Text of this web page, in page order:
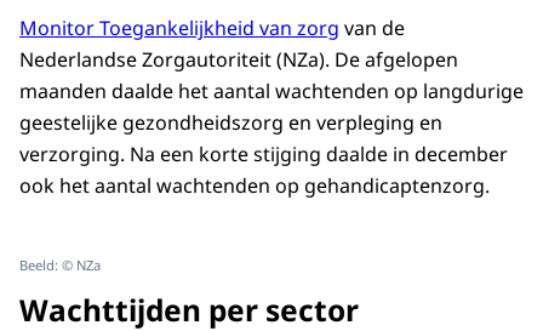
Monitor Toegankelijkheid van zorg van de
Nederlandse Zorgautoriteit (NZa). De afgelopen
maanden daalde het aantal wachtenden op langdurige
geestelijke gezondheidszorg en verpleging en
verzorging. Na een korte stijging daalde in december
ook het aantal wachtenden op gehandicaptenzorg.
Beeld: © NZa
Wachttijden per sector